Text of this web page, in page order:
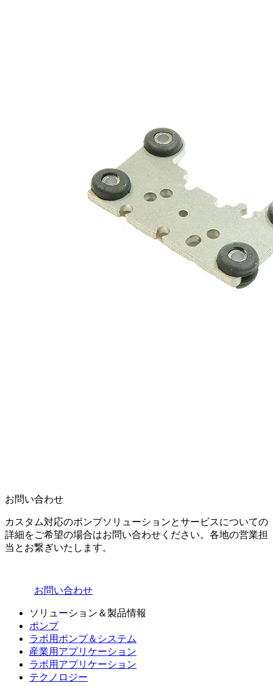
お問い合わせ
カスタム対応のポンプソリューションとサービスについての
詳細をご希望の場合はお問い合わせください。各地の営業担
当とお繋ぎいたします。
お問い合わせ
ソリューション＆製品情報
ポンプ
ラボ用ポンプ＆システム
産業用アプリケーション
ラボ用アプリケーション
テクノロジー